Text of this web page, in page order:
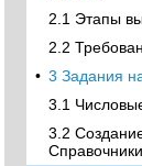
2.1 Этапы
2.2
• 3 Задания
3.1
3.2
Справочники